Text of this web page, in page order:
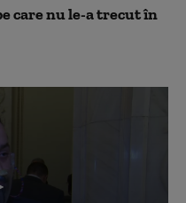
care nu le-a trecut în